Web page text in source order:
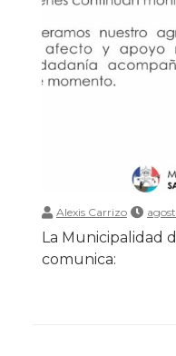
Alexis Carrizo
La Municipalidad
comunica: